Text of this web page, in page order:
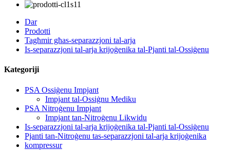
Dar
Prodotti
Tagħmir għas-separazzjoni tal-arja
Is-separazzjoni tal-arja krijoġenika tal-Pjanti tal-Ossiġenu
Kategoriji
PSA Ossiġenu Impjant
Impjant tal-Ossiġnu Mediku
PSA Nitroġenu Impjant
Impjant tan-Nitroġenu Likwidu
Is-separazzjoni tal-arja krijoġenika tal-Pjanti tal-Ossiġenu
Pjanti tan-Nitroġenu tas-separazzjoni tal-arja krijoġenika
kompressur